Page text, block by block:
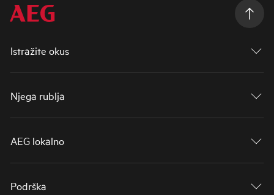
Istražite okus
Njega rublja
AEG lokalno
Podrška